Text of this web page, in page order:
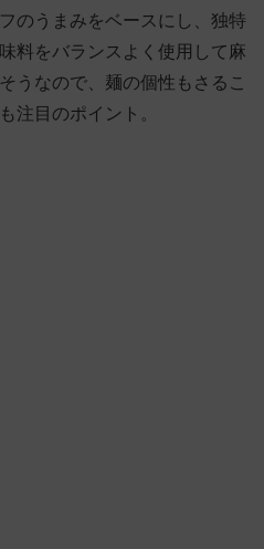
のうまみをベースにし、独特
料をバランスよく使用して麻
うなので、麺の個性もさるこ
注目のポイント。